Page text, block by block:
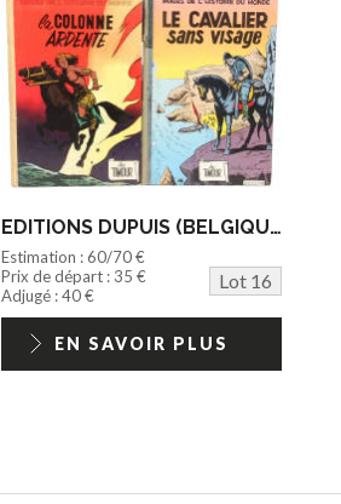
EDITIONS DUPUIS (BELGIQUE) (2)
Estimation : 60/70 €
Prix de départ : 35 €
Lot 16
Adjugé : 40 €
EN SAVOIR PLUS